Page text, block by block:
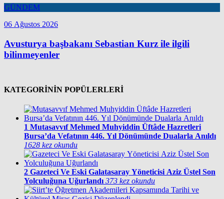
GÜNDEM
06 Ağustos 2026
Avusturya başbakanı Sebastian Kurz ile ilgili
bilinmeyenler
KATEGORİNİN POPÜLERLERİ
1 Mutasavvıf Mehmed Muhyiddin Üftâde Hazretleri
Bursa’da Vefatının 446. Yıl Dönümünde Dualarla Anıldı
1628 kez okundu
2 Gazeteci Ve Eski Galatasaray Yöneticisi Aziz Üstel Son
Yolculuğuna Uğurlandı 373 kez okundu